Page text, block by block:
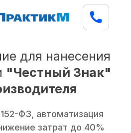
для нанесения
"Честный Знак"
ФЗ, автоматизация
затрат до 40%